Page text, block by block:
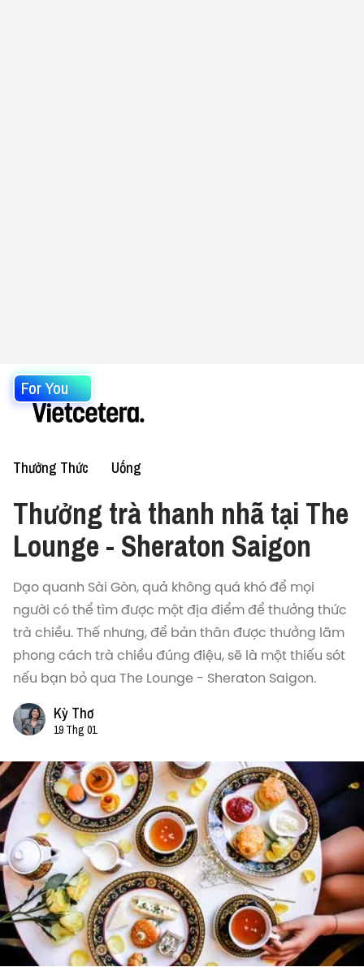
For You
Thưởng Thức Uống
Thưởng trà thanh nhã tại The
Lounge - Sheraton Saigon
Dạo quanh Sài Gòn, quả không quá khó để mọi
người có thể tìm được một địa điểm để thưởng thức
trà chiều. Thế nhưng, để bản thân được thưởng lãm
phong cách trà chiều đúng điệu, sẽ là một thiếu sót
nếu bạn bỏ qua The Lounge - Sheraton Saigon.
Kỳ Thơ
19 Thg 01